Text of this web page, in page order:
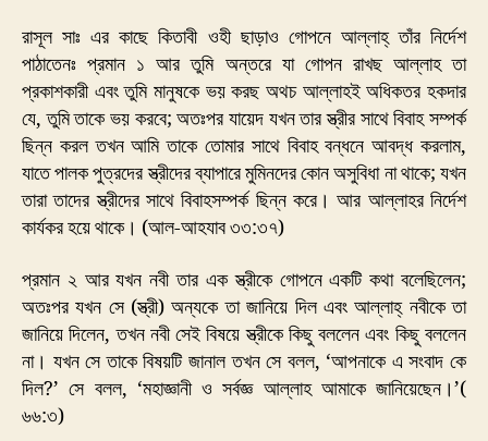
রাসূল সাঃ এর কাছে কিতাবী ওহী ছাড়াও গোপনে আল্লাহ্ তাঁর নির্দেশ
পাঠাতেনঃ প্রমান ১ আর তুমি অন্তরে যা গোপন রাখছ আল্লাহ তা
প্রকাশকারী এবং তুমি মানুষকে ভয় করছ অথচ আল্লাহই অধিকতর হকদার
যে, তুমি তাকে ভয় করবে; অতঃপর যায়েদ যখন তার স্ত্রীর সাথে বিবাহ সম্পর্ক
ছিন্ন করল তখন আমি তাকে তোমার সাথে বিবাহ বন্ধনে আবদ্ধ করলাম,
যাতে পালক পুত্রদের স্ত্রীদের ব্যাপারে মুমিনদের কোন অসুবিধা না থাকে; যখন
তারা তাদের স্ত্রীদের সাথে বিবাহসম্পর্ক ছিন্ন করে। আর আল্লাহর নির্দেশ
কার্যকর হয়ে থাকে। (আল-আহযাব ৩৩:৩৭)
প্রমান ২ আর যখন নবী তার এক স্ত্রীকে গোপনে একটি কথা বলেছিলেন;
অতঃপর যখন সে (স্ত্রী) অন্যকে তা জানিয়ে দিল এবং আল্লাহ্ নবীকে তা
জানিয়ে দিলেন, তখন নবী সেই বিষয়ে স্ত্রীকে কিছু বললেন এবং কিছু বললেন
না। যখন সে তাকে বিষয়টি জানাল তখন সে বলল, ‘আপনাকে এ সংবাদ কে
দিল?’ সে বলল, ‘মহাজ্ঞানী ও সর্বজ্ঞ আল্লাহ আমাকে জানিয়েছেন।’(
৬৬:৩)